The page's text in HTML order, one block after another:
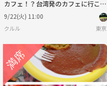
カフェ！？台湾発のカフェに行こう
🌹🌹
9/22(火) 11:00
クルル 東京